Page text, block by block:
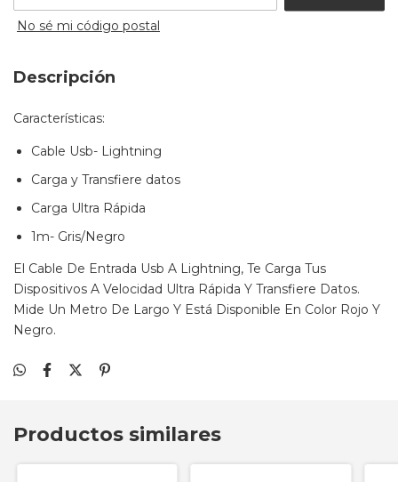
No sé mi código postal
Descripción
Características:
Cable Usb- Lightning
Carga y Transfiere datos
Carga Ultra Rápida
1m- Gris/Negro
El Cable De Entrada Usb A Lightning, Te Carga Tus
Dispositivos A Velocidad Ultra Rápida Y Transfiere Datos.
Mide Un Metro De Largo Y Está Disponible En Color Rojo Y
Negro.
Productos similares